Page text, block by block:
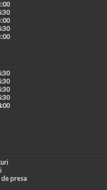
de presa